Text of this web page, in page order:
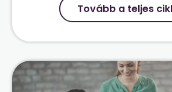
Tovább a teljes